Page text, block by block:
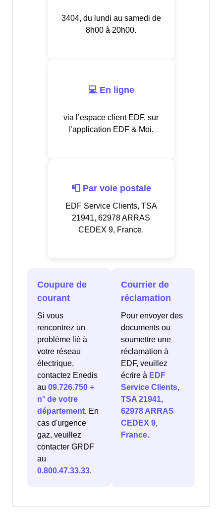
3404, du lundi au samedi de
8h00 à 20h00.
💻 En ligne
via l’espace client EDF, sur
l’application EDF & Moi.
📮 Par voie postale
EDF Service Clients, TSA
21941, 62978 ARRAS
CEDEX 9, France.
Coupure de
courant
Si vous
rencontrez un
problème lié à
votre réseau
électrique,
contactez Enedis
au 09.726.750 +
n° de votre
département. En
cas d'urgence
gaz, veuillez
contacter GRDF
au
0.800.47.33.33.
Courrier de
réclamation
Pour envoyer des
documents ou
soumettre une
réclamation à
EDF, veuillez
écrire à EDF
Service Clients,
TSA 21941,
62978 ARRAS
CEDEX 9,
France.